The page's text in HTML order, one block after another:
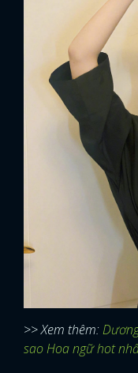
>> Xem thêm:
sao Hoa ngữ hot